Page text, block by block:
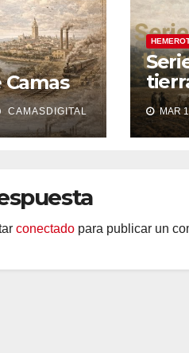
CAMASDIGITAL MAR
conectado para publicar un